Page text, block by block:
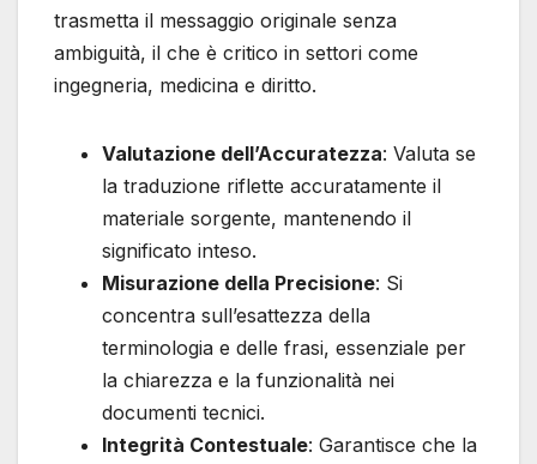
trasmetta il messaggio originale senza
ambiguità, il che è critico in settori come
ingegneria, medicina e diritto.
Valutazione dell’Accuratezza: Valuta se
la traduzione riflette accuratamente il
materiale sorgente, mantenendo il
significato inteso.
Misurazione della Precisione: Si
concentra sull’esattezza della
terminologia e delle frasi, essenziale per
la chiarezza e la funzionalità nei
documenti tecnici.
Integrità Contestuale: Garantisce che la